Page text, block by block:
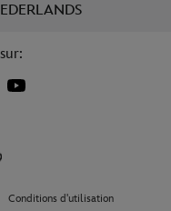
Conditions d'utilisation